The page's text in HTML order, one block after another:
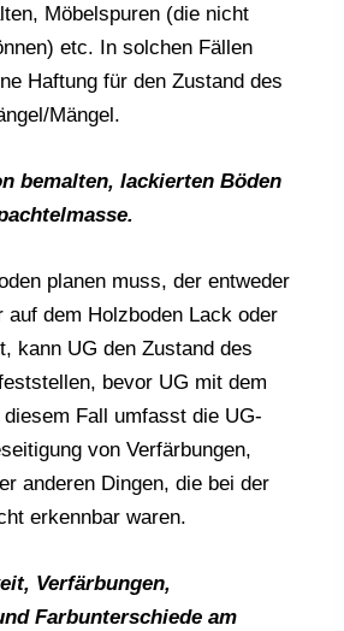
Möbelspuren (die nicht
etc. In solchen Fällen
Haftung für den Zustand des
Mängel.
bemalten, lackierten Böden
planen muss, der entweder
auf dem Holzboden Lack oder
kann UG den Zustand des
bevor UG mit dem
Fall umfasst die UG-
von Verfärbungen,
anderen Dingen, die bei der
erkennbar waren.
Verfärbungen,
Farbunterschiede am